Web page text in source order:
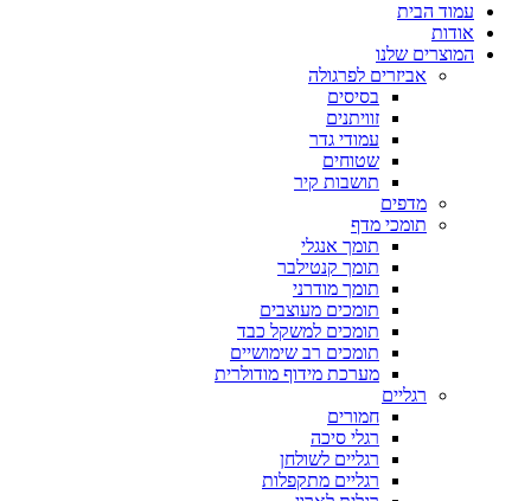
עמוד הבית
אודות
המוצרים שלנו
אביזרים לפרגולה
בסיסים
זוויתנים
עמודי גדר
שטוחים
תושבות קיר
מדפים
תומכי מדף
תומך אנגלי
תומך קנטילבר
תומך מודרני
תומכים מעוצבים
תומכים למשקל כבד
תומכים רב שימושיים
מערכת מידוף מודולרית
רגליים
חמורים
רגלי סיכה
רגליים לשולחן
רגליים מתקפלות